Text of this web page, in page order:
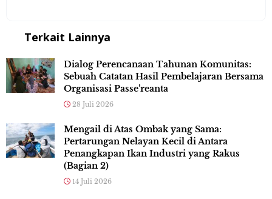
Terkait Lainnya
Dialog Perencanaan Tahunan Komunitas:
Sebuah Catatan Hasil Pembelajaran Bersama
Organisasi Passe’reanta
28 Juli 2026
Mengail di Atas Ombak yang Sama:
Pertarungan Nelayan Kecil di Antara
Penangkapan Ikan Industri yang Rakus
(Bagian 2)
14 Juli 2026